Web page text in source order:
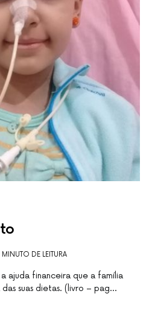
MINUTO DE LEITURA
ajuda financeira que a família
suas dietas. (livro – pag…